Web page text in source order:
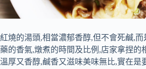
紅燒的湯頭,相當濃郁香醇,但不會死鹹,而
藥的香氣,燉煮的時間及比例,店家拿捏的
溫厚又香醇,鹹香又滋味美味無比,實在是